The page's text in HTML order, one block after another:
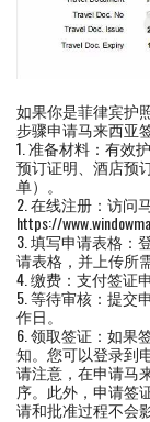
如果你是菲律宾护
步骤申请马来西亚
1. 准备材料：有效
预订证明、酒店预
单）。
2. 在线注册：访问
https://
3. 填写申请表格：
请表格，并上传所
4. 缴费：支付签证
5. 等待审核：提交
作日。
6. 领取签证：如果
知。您可以登录到
请注意，在申请马
序。此外，申请签
请和批准过程不会